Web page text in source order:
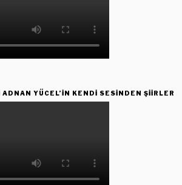
YÜCEL’IN KENDI SESINDEN ŞIIRLER